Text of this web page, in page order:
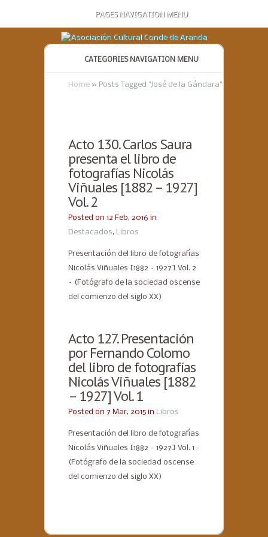
PAGES NAVIGATION MENU
CATEGORIES NAVIGATION MENU
Home » Posts Tagged "José de la Gándara"
Acto 130. Carlos Saura
presenta el libro de
fotografías Nicolás
Viñuales [1882 – 1927]
Vol. 2
Posted on 12 Feb, 2016 in
Destacados, Libros
Presentación del libro de fotografías
Nicolás Viñuales [1882 – 1927] Vol. 2
– (Fotógrafo de la sociedad oscense
del comienzo del siglo XX)
Acto 127. Presentación
por Fernando Colomo
del libro de fotografías
Nicolás Viñuales [1882
– 1927] Vol. 1
Posted on 7 Mar, 2015 in Libros
Presentación del libro de fotografías
Nicolás Viñuales [1882 – 1927] Vol. 1 –
(Fotógrafo de la sociedad oscense
del comienzo del siglo XX)